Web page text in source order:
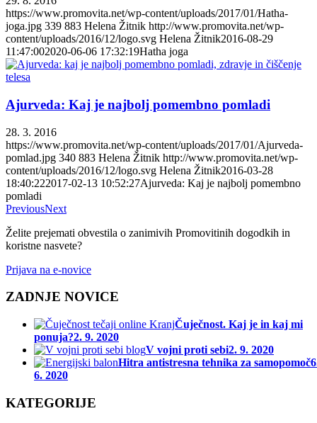
https://www.promovita.net/wp-content/uploads/2017/01/Hatha-
joga.jpg 339 883 Helena Žitnik http://www.promovita.net/wp-
content/uploads/2016/12/logo.svg Helena Žitnik2016-08-29
11:47:002020-06-06 17:32:19Hatha joga
Ajurveda: Kaj je najbolj pomembno pomladi
28. 3. 2016
https://www.promovita.net/wp-content/uploads/2017/01/Ajurveda-
pomlad.jpg 340 883 Helena Žitnik http://www.promovita.net/wp-
content/uploads/2016/12/logo.svg Helena Žitnik2016-03-28
18:40:222017-02-13 10:52:27Ajurveda: Kaj je najbolj pomembno
pomladi
PreviousNext
Želite prejemati obvestila o zanimivih Promovitinih dogodkih in
koristne nasvete?
Prijava na e-novice
ZADNJE NOVICE
Čuječnost. Kaj je in kaj mi
ponuja?2. 9. 2020
V vojni proti sebi2. 9. 2020
Hitra antistresna tehnika za samopomoč
6. 2020
KATEGORIJE